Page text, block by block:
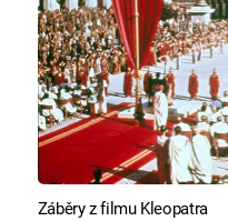
Záběry z filmu Kleopatra